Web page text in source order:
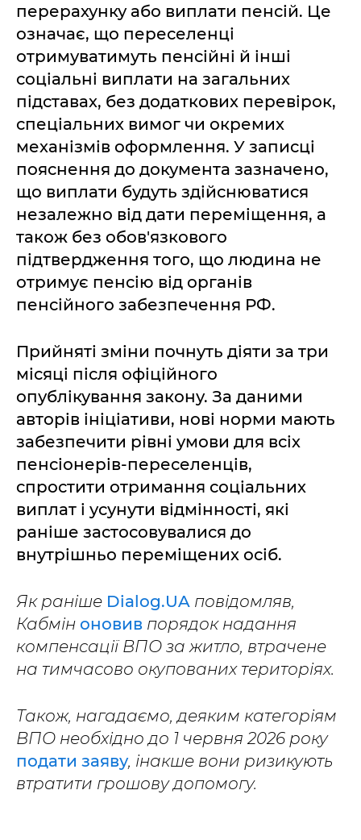
перерахунку або виплати пенсій. Це
означає, що переселенці
отримуватимуть пенсійні й інші
соціальні виплати на загальних
підставах, без додаткових перевірок,
спеціальних вимог чи окремих
механізмів оформлення. У записці
пояснення до документа зазначено,
що виплати будуть здійснюватися
незалежно від дати переміщення, а
також без обов'язкового
підтвердження того, що людина не
отримує пенсію від органів
пенсійного забезпечення РФ.
Прийняті зміни почнуть діяти за три
місяці після офіційного
опублікування закону. За даними
авторів ініціативи, нові норми мають
забезпечити рівні умови для всіх
пенсіонерів-переселенців,
спростити отримання соціальних
виплат і усунути відмінності, які
раніше застосовувалися до
внутрішньо переміщених осіб.
Як раніше Dialog.UA повідомляв,
Кабмін оновив порядок надання
компенсації ВПО за житло, втрачене
на тимчасово окупованих територіях.
Також, нагадаємо, деяким категоріям
ВПО необхідно до 1 червня 2026 року
подати заяву, інакше вони ризикують
втратити грошову допомогу.